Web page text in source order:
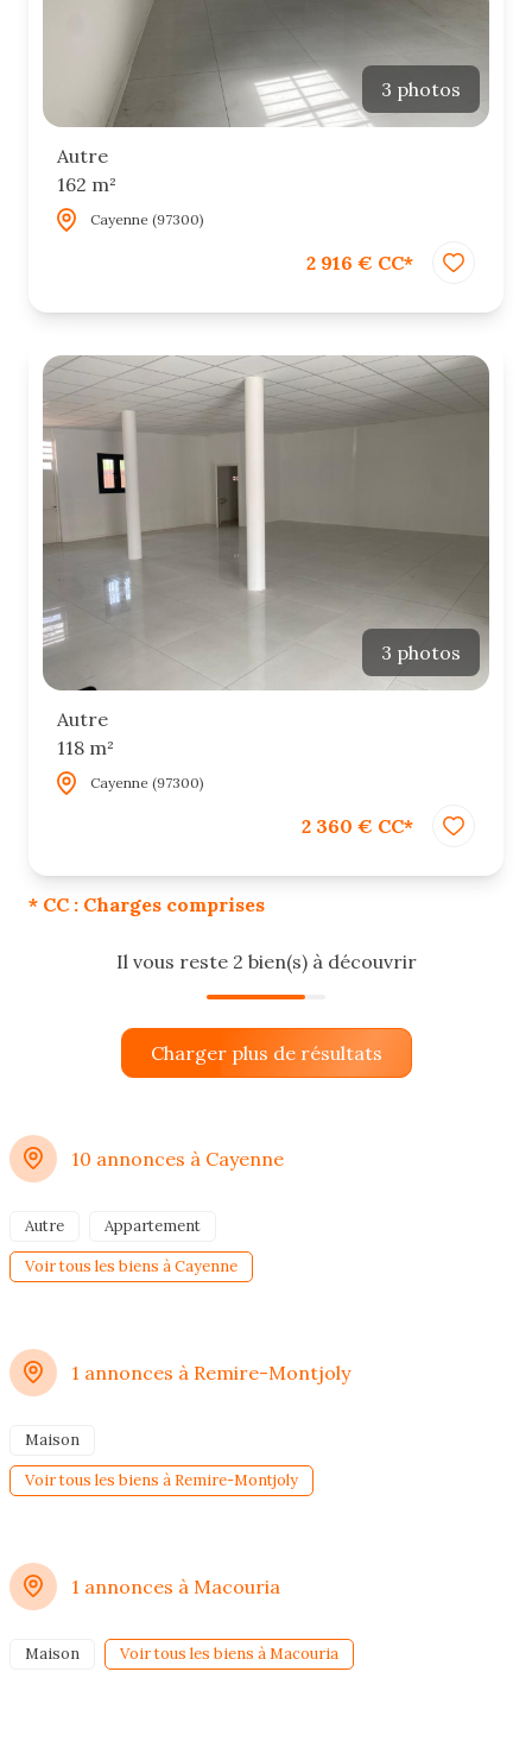
3 photos
Autre
162 m²
Cayenne (97300)
2 916 € CC*
3 photos
Autre
118 m²
Cayenne (97300)
2 360 € CC*
* CC : Charges comprises
Il vous reste 2 bien(s) à découvrir
Charger plus de résultats
10 annonces à Cayenne
Autre
Appartement
Voir tous les biens à Cayenne
1 annonces à Remire-Montjoly
Maison
Voir tous les biens à Remire-Montjoly
1 annonces à Macouria
Maison Voir tous les biens à Macouria